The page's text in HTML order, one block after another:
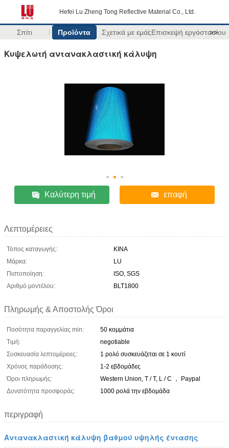
Hefei Lu Zheng Tong Reflective Material Co., Ltd.
Σπίτι Προϊόντα Σχετικά με εμάςΕπισκεψή εργοστασίου
>>
Κυψελωτή αντανακλαστική κάλυψη
Καλύτερη τιμή επαφή
Λεπτομέρειες
Τόπος καταγωγής:
ΚΙΝΑ
Μάρκα:
LU
Πιστοποίηση:
ISO, SGS
Αριθμό μοντέλου:
BLT1800
Πληρωμής & Αποστολής Όροι
Ποσότητα παραγγελίας min:
50 κομμάτια
Τιμή:
negotiable
Συσκευασία λεπτομέρειες:
1 ρολό συσκευάζεται σε 1 κουτί
Χρόνος παράδοσης:
1-2 εβδομάδες
Όροι πληρωμής:
Western Union, T / T, L / C ， Paypal
Δυνατότητα προσφοράς:
1000 ρολά την εβδομάδα
περιγραφή
Αντανακλαστική κάλυψη βαθμού υψηλής έντασης